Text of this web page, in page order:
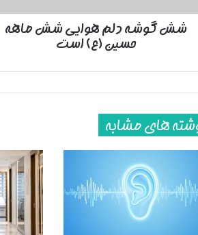
شش گوشه دلم هوایی شش ماهه
حسین (ع) است
های مشابه